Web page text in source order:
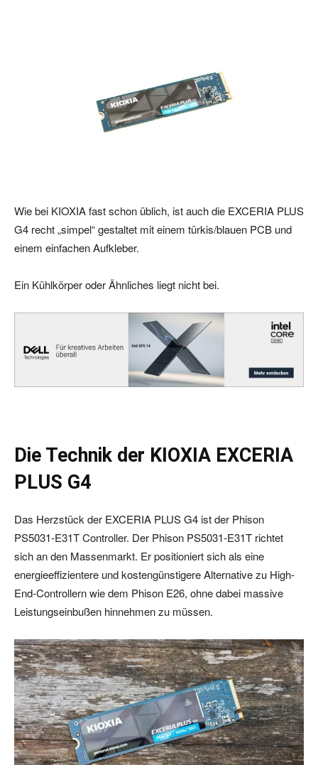
Wie bei KIOXIA fast schon üblich, ist auch die EXCERIA PLUS
G4 recht „simpel“ gestaltet mit einem türkis/blauen PCB und
einem einfachen Aufkleber.
Ein Kühlkörper oder Ähnliches liegt nicht bei.
Die Technik der KIOXIA EXCERIA
PLUS G4
Das Herzstück der EXCERIA PLUS G4 ist der Phison
PS5031-E31T Controller. Der Phison PS5031-E31T richtet
sich an den Massenmarkt. Er positioniert sich als eine
energieeffizientere und kostengünstigere Alternative zu High-
End-Controllern wie dem Phison E26, ohne dabei massive
Leistungseinbußen hinnehmen zu müssen.